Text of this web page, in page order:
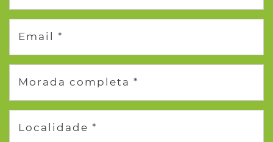
Email *
Morada completa *
Localidade *